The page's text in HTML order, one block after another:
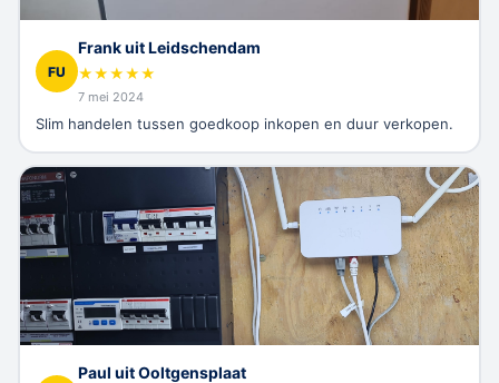
FU
Frank uit Leidschendam
★★★★★
7 mei 2024
Slim handelen tussen goedkoop inkopen en duur verkopen.
Paul uit Ooltgensplaat